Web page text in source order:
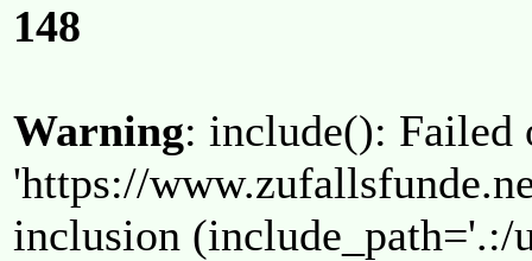
148
Warning: include(): Failed
'https://
inclusion (include_path='.:/